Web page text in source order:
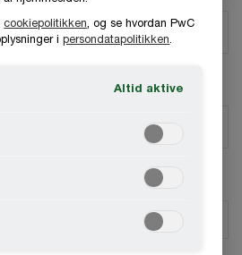
cookiepolitikken , og se hvordan PwC
ipersondatapolitikken
Altid aktive